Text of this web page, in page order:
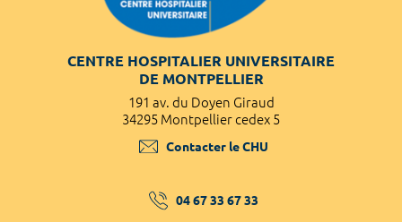
CENTRE HOSPITALIER UNIVERSITAIRE
DE MONTPELLIER
191 av. du Doyen Giraud
34295 Montpellier cedex 5
Contacter le CHU
04 67 33 67 33